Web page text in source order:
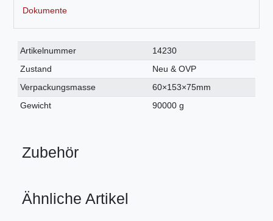
Dokumente
Technisches
Merkmal
Wert
Artikelnummer
14230
Zustand
Neu & OVP
Verpackungsmasse
60×153×75mm
Gewicht
90000 g
Zubehör
Ähnliche Artikel